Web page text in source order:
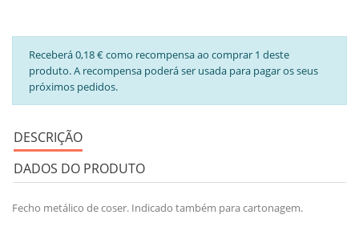
Receberá 0,18 € como recompensa ao comprar 1 deste
produto. A recompensa poderá ser usada para pagar os seus
próximos pedidos.
DESCRIÇÃO
DADOS DO PRODUTO
Fecho metálico de coser. Indicado também para cartonagem.